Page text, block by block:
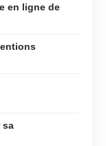
en ligne de
sa